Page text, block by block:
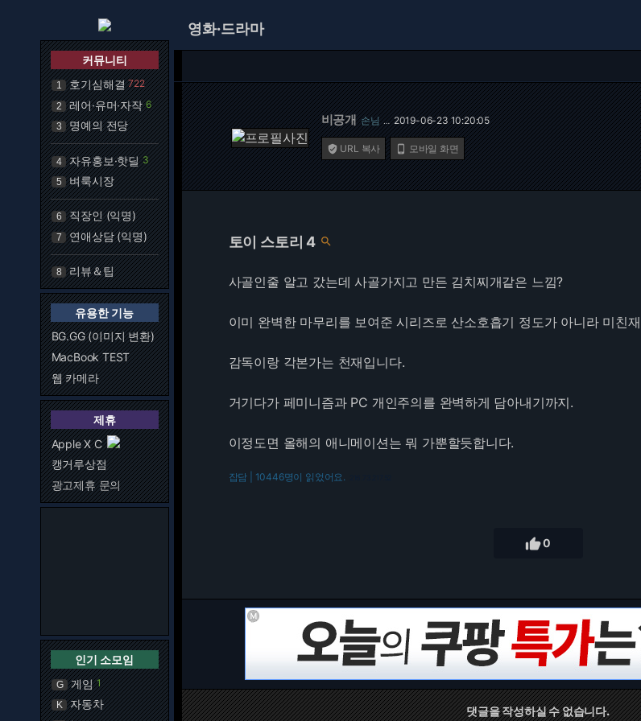
커뮤니티
1 호기심해결 722
2 레어·유머·자작 6
3 명예의 전당
4 자유홍보·핫딜 3
5 벼룩시장
6 직장인 (익명)
7 연애상담 (익명)
8 리뷰＆팁
유용한 기능
BG.GG (이미지 변환)
MacBook TEST
웹 카메라
제휴
Apple X C
캥거루상점
광고제휴 문의
인기 소모임
G 게임 1
K 자동차
영화·드라마
비공개 손님 … 2019-06-23 10:20:05
 URL 복사  모바일 화면
토이 스토리 4 
사골인줄 알고 갔는데 사골가지고 만든 김치찌개같은 느낌?
이미 완벽한 마무리를 보여준 시리즈로 산소호흡기 정도가 아니라 미친
감독이랑 각본가는 천재입니다.
거기다가 페미니즘과 PC 개인주의를 완벽하게 담아내기까지.
이정도면 올해의 애니메이션는 뭐 가뿐할듯합니다.
잡담 | 10446명이 읽었어요.
0
댓글을 작성하실 수 없습니다.